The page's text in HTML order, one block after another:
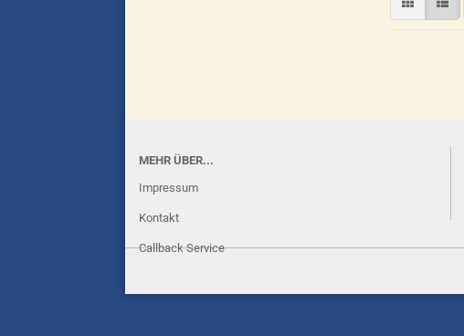
MEHR ÜBER...
Impressum
Kontakt
Callback Service